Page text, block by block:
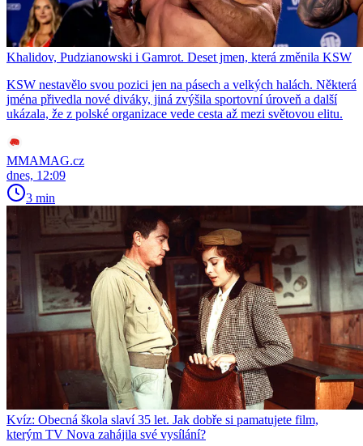
Khalidov, Pudzianowski i Gamrot. Deset jmen, která změnila KSW
KSW nestavělo svou pozici jen na pásech a velkých halách. Některá
jména přivedla nové diváky, jiná zvýšila sportovní úroveň a další
ukázala, že z polské organizace vede cesta až mezi světovou elitu.
MMAMAG.cz
dnes, 12:09
3 min
Kvíz: Obecná škola slaví 35 let. Jak dobře si pamatujete film,
kterým TV Nova zahájila své vysílání?